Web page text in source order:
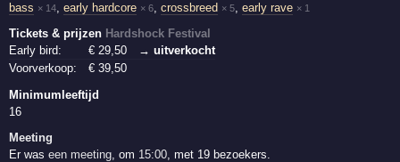
bass × 14,early hardcore × 6,crossbreed × 5,early rave × 1
Tickets & prijzen Hardshock Festival
Early bird:
€29,50
→ uitverkocht
Voorverkoop:
€39,50
Minimumleeftijd
16
Meeting
Er waseen meeting , om 15:00 , met 19 bezoekers.